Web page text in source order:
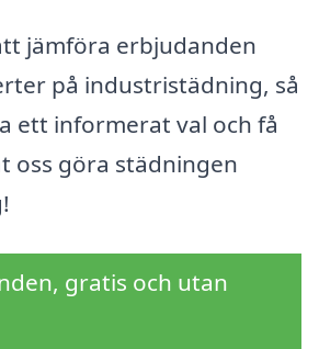
jämföra erbjudanden
på industristädning, så
ett informerat val och få
oss göra städningen
gratis och utan